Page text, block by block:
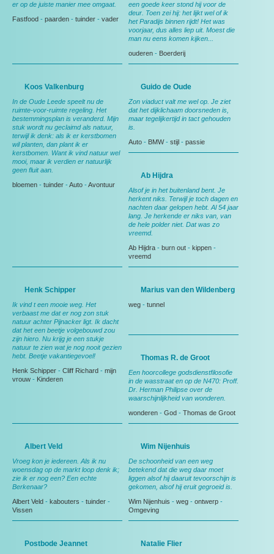
er op de juiste manier mee omgaat.
Fastfood - paarden - tuinder - vader
een goede keer stond hij voor de
deur. Toen zei hij: het lijkt wel of ik
het Paradijs binnen rijdt! Het was
voorjaar, dus alles liep uit. Moest die
man nu eens komen kijken...
ouderen - Boerderij
Koos Valkenburg
In de Oude Leede speelt nu de
ruimte-voor-ruimte regeling. Het
bestemmingsplan is veranderd. Mijn
stuk wordt nu geclaimd als natuur,
terwijl ik denk: als ik er kerstbomen
wil planten, dan plant ik er
kerstbomen. Want ik vind natuur wel
mooi, maar ik verdien er natuurlijk
geen fluit aan.
bloemen - tuinder -Auto -Avontuur
Guido de Oude
Zon viaduct valt me wel op. Je ziet
dat het dijklichaam doorsneden is,
maar tegelijkertijd in tact gehouden
is.
Auto - BMW- stijl - passie
Ab Hijdra
Alsof je in het buitenland bent. Je
herkent niks. Terwijl je toch dagen en
nachten daar gelopen hebt. Al 54 jaar
lang. Je herkende er niks van, van
de hele polder niet. Dat was zo
vreemd.
Ab Hijdra - burn out - kippen -
vreemd
Henk Schipper
Ik vind t een mooie weg. Het
verbaast me dat er nog zon stuk
natuur achter Pijnacker ligt. Ik dacht
dat het een beetje volgebouwd zou
zijn hiero. Nu krijg je een stukje
natuur te zien wat je nog nooit gezien
hebt. Beetje vakantiegevoel!
Henk Schipper - Cliff Richard - mijn
vrouw - Kinderen
Marius van den Wildenberg
weg - tunnel
Thomas R. de Groot
Een hoorcollege godsdienstfilosofie
in de wasstraat en op de N470: Proff.
Dr. Herman Philipse over de
waarschijnlijkheid van wonderen.
wonderen - God - Thomas de Groot
Albert Veld
Vroeg kon je iedereen. Als ik nu
woensdag op de markt loop denk ik;
zie ik er nog een? Een echte
Berkenaar?
Albert Veld - kabouters - tuinder -
Vissen
Wim Nijenhuis
De schoonheid van een weg
betekend dat die weg daar moet
liggen alsof hij daaruit tevoorschijn is
gekomen, alsof hij eruit gegroeid is.
Wim Nijenhuis - weg - ontwerp -
Omgeving
Postbode Jeannet Natalie Flier